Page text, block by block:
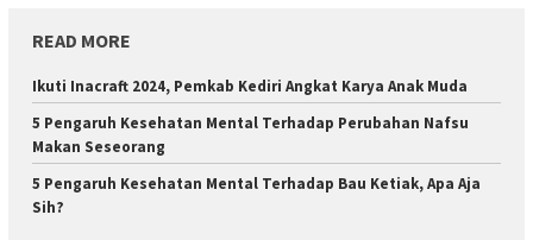
READ MORE
Ikuti Inacraft 2024, Pemkab Kediri Angkat Karya Anak Muda
5 Pengaruh Kesehatan Mental Terhadap Perubahan Nafsu
Makan Seseorang
5 Pengaruh Kesehatan Mental Terhadap Bau Ketiak, Apa Aja
Sih?